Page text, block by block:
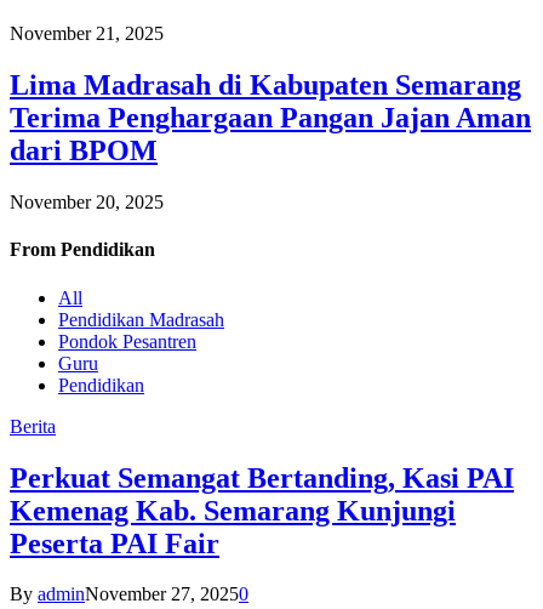
November 21, 2025
Lima Madrasah di Kabupaten Semarang
Terima Penghargaan Pangan Jajan Aman
dari BPOM
November 20, 2025
From Pendidikan
All
Pendidikan Madrasah
Pondok Pesantren
Guru
Pendidikan
Berita
Perkuat Semangat Bertanding, Kasi PAI
Kemenag Kab. Semarang Kunjungi
Peserta PAI Fair
By adminNovember 27, 20250